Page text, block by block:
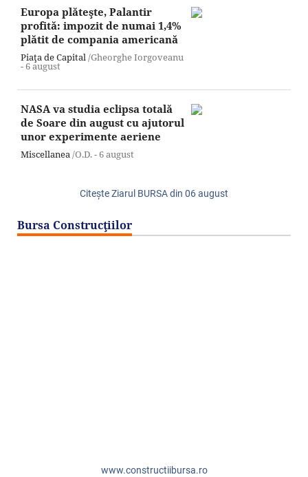
Europa plăteşte, Palantir
profită: impozit de numai 1,4%
plătit de compania americană
Piaţa de Capital/Gheorghe Iorgoveanu
-6 august
NASA va studia eclipsa totală
de Soare din august cu ajutorul
unor experimente aeriene
Miscellanea/O.D. -6 august
Citeşte Ziarul BURSA din 06 august
Bursa Construcţiilor
www.constructiibursa.ro